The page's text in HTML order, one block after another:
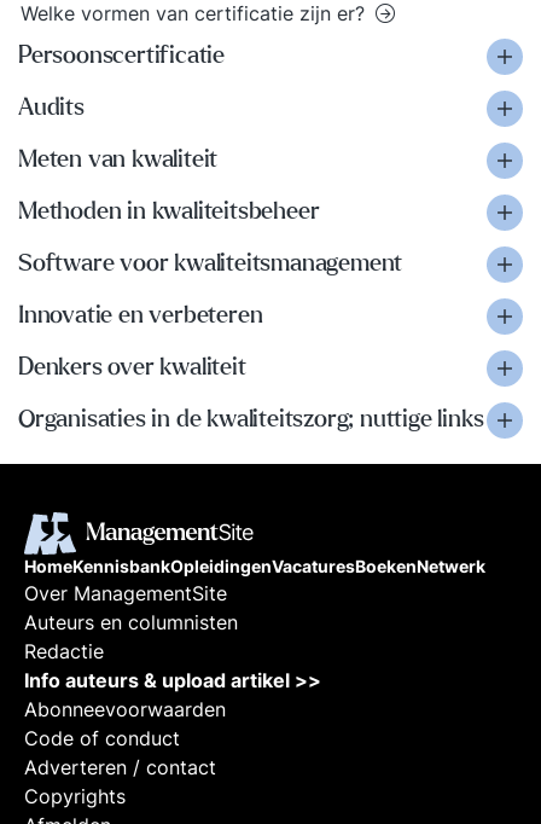
Welke vormen van certificatie zijn er?
Persoonscertificatie
Audits
Meten van kwaliteit
Methoden in kwaliteitsbeheer
Software voor kwaliteitsmanagement
Innovatie en verbeteren
Denkers over kwaliteit
Organisaties in de kwaliteitszorg; nuttige links
HomeKennisbankOpleidingenVacaturesBoekenNetwerk
Over ManagementSite
Auteurs en columnisten
Redactie
Info auteurs & upload artikel >>
Abonneevoorwaarden
Code of conduct
Adverteren / contact
Copyrights